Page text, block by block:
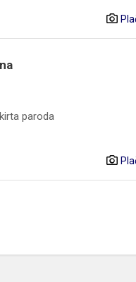
paroda